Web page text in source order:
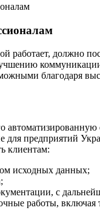
работает, должно
благодаря
предприятий
клиентам:
исходных данных;
с
работы, включая